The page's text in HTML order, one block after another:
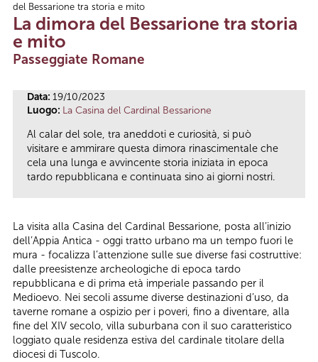
Tu sei qui
del Bessarione tra storia e mito
La dimora del Bessarione tra storia
e mito
Passeggiate Romane
Data: 19/10/2023
Luogo: La Casina del Cardinal Bessarione
Al calar del sole, tra aneddoti e curiosità, si può
visitare e ammirare questa dimora rinascimentale che
cela una lunga e avvincente storia iniziata in epoca
tardo repubblicana e continuata sino ai giorni nostri.
La visita alla Casina del Cardinal Bessarione, posta all’inizio
dell’Appia Antica - oggi tratto urbano ma un tempo fuori le
mura - focalizza l’attenzione sulle sue diverse fasi costruttive:
dalle preesistenze archeologiche di epoca tardo
repubblicana e di prima età imperiale passando per il
Medioevo. Nei secoli assume diverse destinazioni d’uso, da
taverne romane a ospizio per i poveri, fino a diventare, alla
fine del XIV secolo, villa suburbana con il suo caratteristico
loggiato quale residenza estiva del cardinale titolare della
diocesi di Tuscolo.